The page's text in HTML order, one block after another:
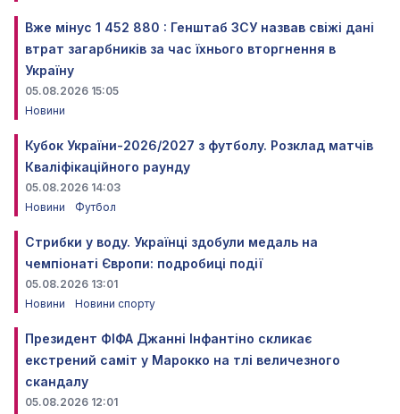
Вже мінус 1 452 880 : Генштаб ЗСУ назвав свіжі дані
втрат загарбників за час їхнього вторгнення в
Україну
05.08.2026 15:05
Новини
Кубок України-2026/2027 з футболу. Розклад матчів
Кваліфікаційного раунду
05.08.2026 14:03
Новини
Футбол
Стрибки у воду. Українці здобули медаль на
чемпіонаті Європи: подробиці події
05.08.2026 13:01
Новини
Новини спорту
Президент ФІФА Джанні Інфантіно скликає
екстрений саміт у Марокко на тлі величезного
скандалу
05.08.2026 12:01